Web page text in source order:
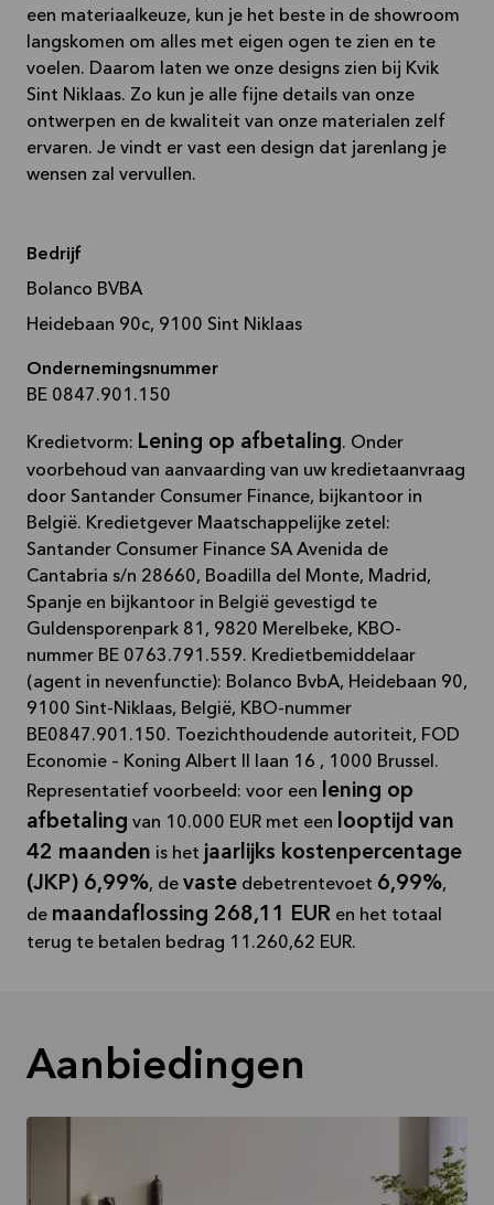
een materiaalkeuze, kun je het beste in de showroom
langskomen om alles met eigen ogen te zien en te
voelen. Daarom laten we onze designs zien bij Kvik
Sint Niklaas. Zo kun je alle fijne details van onze
ontwerpen en de kwaliteit van onze materialen zelf
ervaren. Je vindt er vast een design dat jarenlang je
wensen zal vervullen.
Bedrijf
Bolanco BVBA
Heidebaan 90c, 9100 Sint Niklaas
Ondernemingsnummer
BE 0847.901.150
Kredietvorm: Lening op afbetaling. Onder
voorbehoud van aanvaarding van uw kredietaanvraag
door Santander Consumer Finance, bijkantoor in
België. Kredietgever Maatschappelijke zetel:
Santander Consumer Finance SA Avenida de
Cantabria s/n 28660, Boadilla del Monte, Madrid,
Spanje en bijkantoor in België gevestigd te
Guldensporenpark 81, 9820 Merelbeke, KBO-
nummer BE 0763.791.559. Kredietbemiddelaar
(agent in nevenfunctie): Bolanco BvbA, Heidebaan 90,
9100 Sint-Niklaas, België, KBO-nummer
BE0847.901.150. Toezichthoudende autoriteit, FOD
Economie – Koning Albert II laan 16 , 1000 Brussel.
Representatief voorbeeld: voor een lening op
afbetaling van 10.000 EUR met een looptijd van
42 maanden is het jaarlijks kostenpercentage
(JKP) 6,99%, de vaste debetrentevoet 6,99%,
de maandaflossing 268,11 EUR en het totaal
terug te betalen bedrag 11.260,62 EUR.
Aanbiedingen